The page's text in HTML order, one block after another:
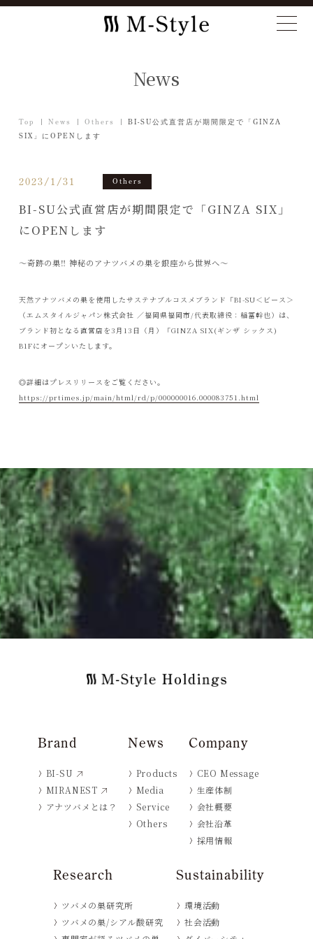
News
Top News Others
BI-SU公式直営店が期間限定で「GINZA
SIX」にOPENします
2023/1/31 Others
BI-SU公式直営店が期間限定で「GINZA SIX」
にOPENします
〜奇跡の巣‼︎ 神秘のアナツバメの巣を銀座から世界へ〜
天然アナツバメの巣を使用したサステナブルコスメブランド「BI-SU＜ビース＞
（エムスタイルジャパン株式会社 ／福岡県福岡市/代表取締役：稲冨幹也）は、
ブランド初となる直営店を3月13日（月）「GINZA SIX(ギンザ シックス)
B1Fにオープンいたします。
◎詳細はプレスリリースをご覧ください。
https://prtimes.jp/main/html/rd/p/000000016.000083751.html
Brand
BI-SU
MIRANEST
アナツバメとは？
News
Products
Media
Service
Others
Company
CEO Message
生産体制
会社概要
会社沿革
採用情報
Research
ツバメの巣研究所
ツバメの巣/シアル酸研究
Sustainability
環境活動
社会活動